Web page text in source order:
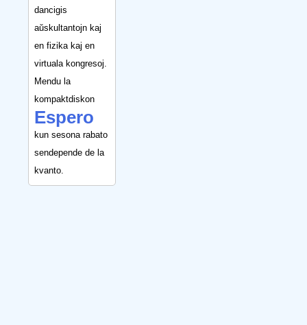
dancigis
aŭskultantojn kaj
en fizika kaj en
virtuala kongresoj.
Mendu la
kompaktdiskon
Espero
kun sesona rabato
sendepende de la
kvanto.